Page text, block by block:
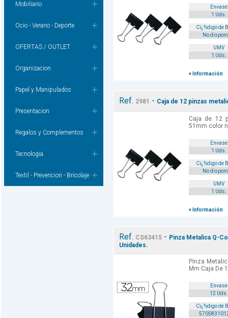
Mobiliario
Ocio - Verano - Deporte
OFERTAS / OUTLET
Organizacion
Papel y Manipulados
Presentacion
Regalos y Complementos
Tecnologia
Textil - Prevencion - Bricolaje
Envase
1 Uds.
Cï¿½digo de
No
UMV
1 Uds.
+ Información
Ref. 2981 - Caja de 12 pinzas
Caja de 12
51mm color
Envase
1 Uds.
Cï¿½digo de
No
UMV
1 Uds.
+ Información
Ref. CS63415- Pinza Metalica Q-
Unidades.
Pinza
Mm Caja De
Envase
12 Uds.
Cï¿½digo de